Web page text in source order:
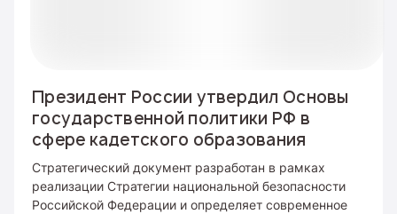
Президент России утвердил Основы
государственной политики РФ в
сфере кадетского образования
Стратегический документ разработан в рамках
реализации Стратегии национальной безопасности
Российской Федерации и определяет современное